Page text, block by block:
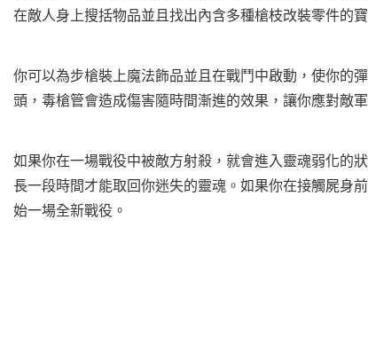
在敵人身上搜括物品並且找出內含多種槍枝改裝零件的寶
你可以為步槍裝上魔法飾品並且在戰鬥中啟動，使你的
頭，毒槍管會造成傷害隨時間漸進的效果，讓你應對敵
如果你在一場戰役中被敵方射殺，就會進入靈魂弱化的
長一段時間才能取回你迷失的靈魂。如果你在接觸屍身
始一場全新戰役。